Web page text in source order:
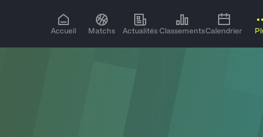
Accueil Matchs Actualités ClassementsCalendrier